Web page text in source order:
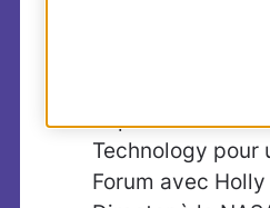
année
déplacement à
Technology pour
Forum avec